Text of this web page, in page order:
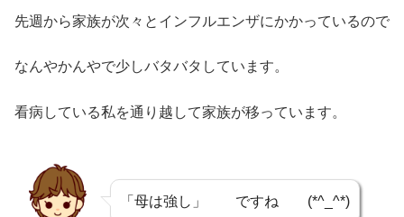
先週から家族が次々とインフルエンザにかかっているので
なんやかんやで少しバタバタしています。
看病している私を通り越して家族が移っています。
「母は強し」 ですね (*^_^*)